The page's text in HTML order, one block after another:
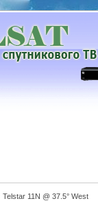
Telstar 11N @ 37.5° West